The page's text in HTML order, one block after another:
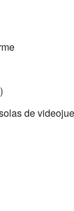
de